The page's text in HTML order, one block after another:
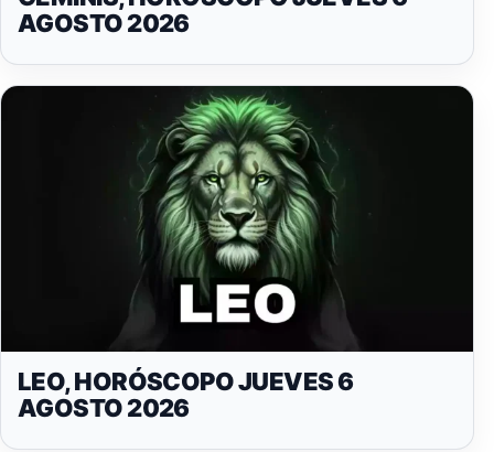
AGOSTO 2026
LEO, HORÓSCOPO JUEVES 6
AGOSTO 2026